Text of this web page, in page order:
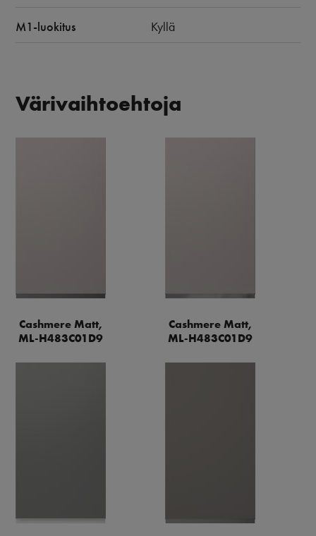
M1-luokitus Kyllä
Värivaihtoehtoja
Cashmere Matt,
ML-H483C01D9
Cashmere Matt,
ML-H483C01D9